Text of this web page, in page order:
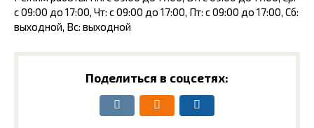
с 09:00 до 17:00, Чт: с 09:00 до 17:00, Пт: с 09:00 до 17:00, Сб:
выходной, Вс: выходной
Поделиться в соцсетях: